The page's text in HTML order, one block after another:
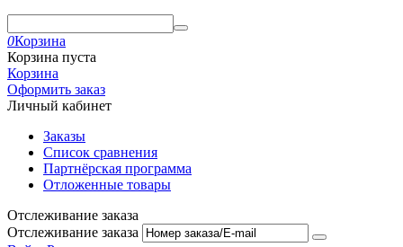
0Корзина
Корзина пуста
Корзина
Оформить заказ
Личный кабинет
Заказы
Список сравнения
Партнёрская программа
Отложенные товары
Отслеживание заказа
Отслеживание заказа